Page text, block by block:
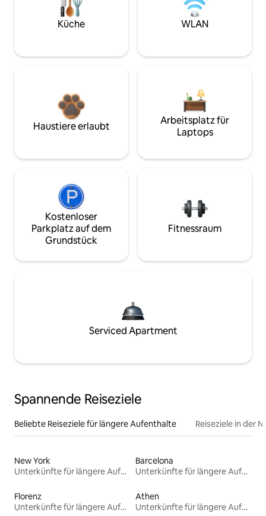
Küche WLAN
Haustiere erlaubt
Arbeitsplatz für
Laptops
Kostenloser
Parkplatz auf dem
Grundstück
Fitnessraum
Serviced Apartment
Spannende Reiseziele
Beliebte Reiseziele für längere Aufenthalte Reiseziele in der
New York
Unterkünfte für längere Aufenthalte
Barcelona
Unterkünfte für längere Aufenthalte
Florenz
Unterkünfte für längere Aufenthalte
Athen
Unterkünfte für längere Aufenthalte